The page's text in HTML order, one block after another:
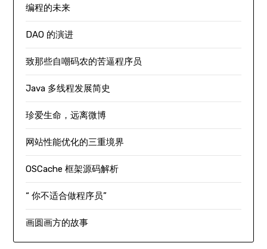
编程的未来
DAO 的演进
致那些自嘲码农的苦逼程序员
Java 多线程发展简史
珍爱生命，远离微博
网站性能优化的三重境界
OSCache 框架源码解析
“ 你不适合做程序员”
画圆画方的故事